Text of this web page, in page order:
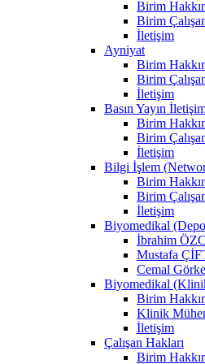
Birim
Birim
İletişim
Ayniyat
Birim
Birim
İletişim
Basın Yayın
Birim
Birim
İletişim
Bilgi İşlem
Birim
Birim
İletişim
Biyomedikal
İbrahim
Mustafa
Cemal
Biyomedikal
Birim
Klinik
İletişim
Çalışan Hakları
Birim